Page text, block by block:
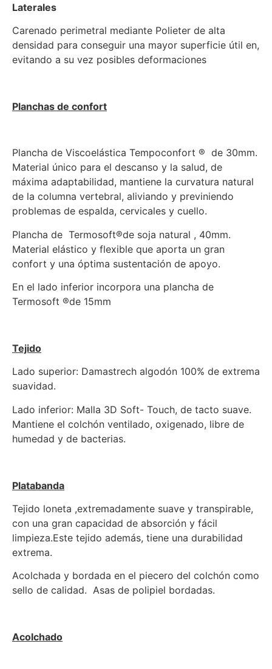
Laterales
Carenado perimetral mediante Polieter de alta
densidad para conseguir una mayor superficie útil en,
evitando a su vez posibles deformaciones
Planchas de confort
Plancha de Viscoelástica Tempoconfort ® de 30mm.
Material único para el descanso y la salud, de
máxima adaptabilidad, mantiene la curvatura natural
de la columna vertebral, aliviando y previniendo
problemas de espalda, cervicales y cuello.
Plancha de Termosoft®de soja natural , 40mm.
Material elástico y flexible que aporta un gran
confort y una óptima sustentación de apoyo.
En el lado inferior incorpora una plancha de
Termosoft ®de 15mm
Tejido
Lado superior: Damastrech algodón 100% de extrema
suavidad.
Lado inferior: Malla 3D Soft- Touch, de tacto suave.
Mantiene el colchón ventilado, oxigenado, libre de
humedad y de bacterias.
Platabanda
Tejido loneta ,extremadamente suave y transpirable,
con una gran capacidad de absorción y fácil
limpieza.Este tejido además, tiene una durabilidad
extrema.
Acolchada y bordada en el piecero del colchón como
sello de calidad. Asas de polipiel bordadas.
Acolchado